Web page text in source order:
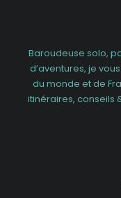
Baroudeuse solo,
d’aventures, je
du monde et de
itinéraires, conseils